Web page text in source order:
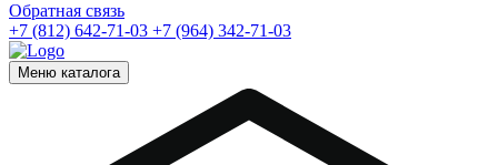
Обратная связь
+7 (812) 642-71-03 +7 (964) 342-71-03
Меню каталога